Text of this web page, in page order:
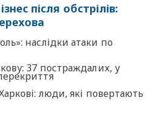
після обстрілів:
наслідки атаки по
37 постраждалих, у
люди, які повертають